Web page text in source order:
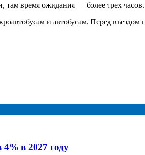
там время ожидания — более трех часов.
и автобусам. Перед въездом
в 2027 году